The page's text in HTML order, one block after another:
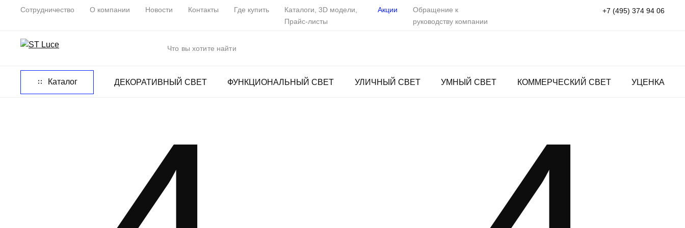
Сотрудничество О компании Новости Контакты Где купить
Каталоги, 3D модели,
Прайс-листы
Акции
Обращение к
руководству компании
+7 (495) 374 94 06
Каталог ДЕКОРАТИВНЫЙ СВЕТ ФУНКЦИОНАЛЬНЫЙ СВЕТ УЛИЧНЫЙ СВЕТ УМНЫЙ СВЕТ КОММЕРЧЕСКИЙ СВЕТ УЦЕНКА